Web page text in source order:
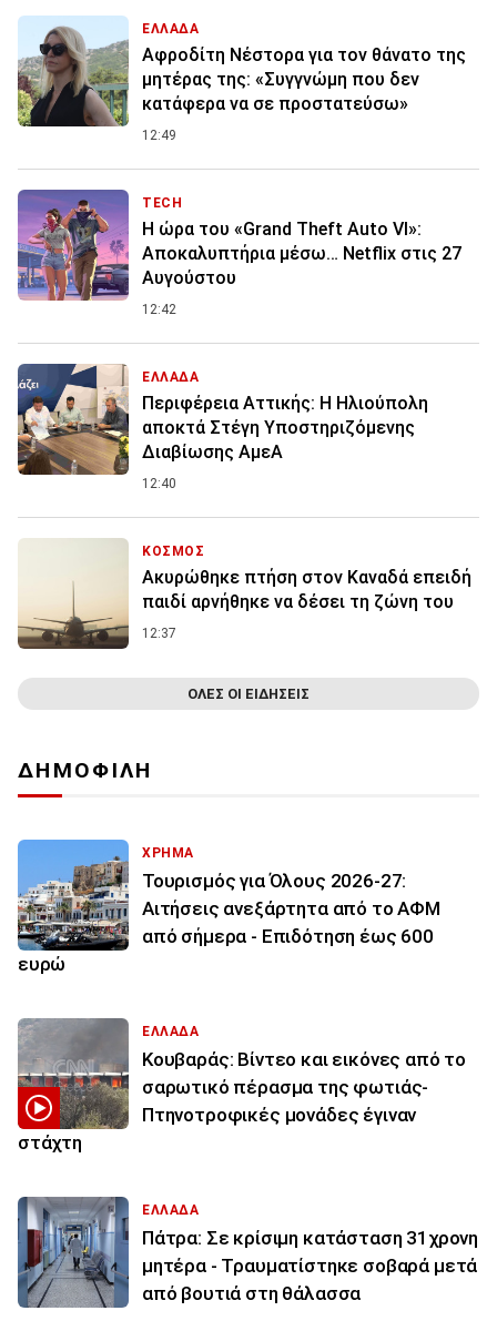
ΕΛΛΑΔΑ
Αφροδίτη Νέστορα για τον θάνατο της
μητέρας της: «Συγγνώμη που δεν
κατάφερα να σε προστατεύσω»
12:49
TECH
Η ώρα του «Grand Theft Auto VI»:
Αποκαλυπτήρια μέσω… Netflix στις 27
Αυγούστου
12:42
ΕΛΛΑΔΑ
Περιφέρεια Αττικής: Η Ηλιούπολη
αποκτά Στέγη Υποστηριζόμενης
Διαβίωσης ΑμεΑ
12:40
ΚΟΣΜΟΣ
Ακυρώθηκε πτήση στον Καναδά επειδή
παιδί αρνήθηκε να δέσει τη ζώνη του
12:37
ΟΛΕΣ ΟΙ ΕΙΔΗΣΕΙΣ
ΔΗΜΟΦΙΛΗ
ΧΡΗΜΑ
Τουρισμός για Όλους 2026-27:
Αιτήσεις ανεξάρτητα από το ΑΦΜ
από σήμερα - Επιδότηση έως 600
ευρώ
ΕΛΛΑΔΑ
Κουβαράς: Βίντεο και εικόνες από το
σαρωτικό πέρασμα της φωτιάς-
Πτηνοτροφικές μονάδες έγιναν
στάχτη
ΕΛΛΑΔΑ
Πάτρα: Σε κρίσιμη κατάσταση 31χρονη
μητέρα - Τραυματίστηκε σοβαρά μετά
από βουτιά στη θάλασσα